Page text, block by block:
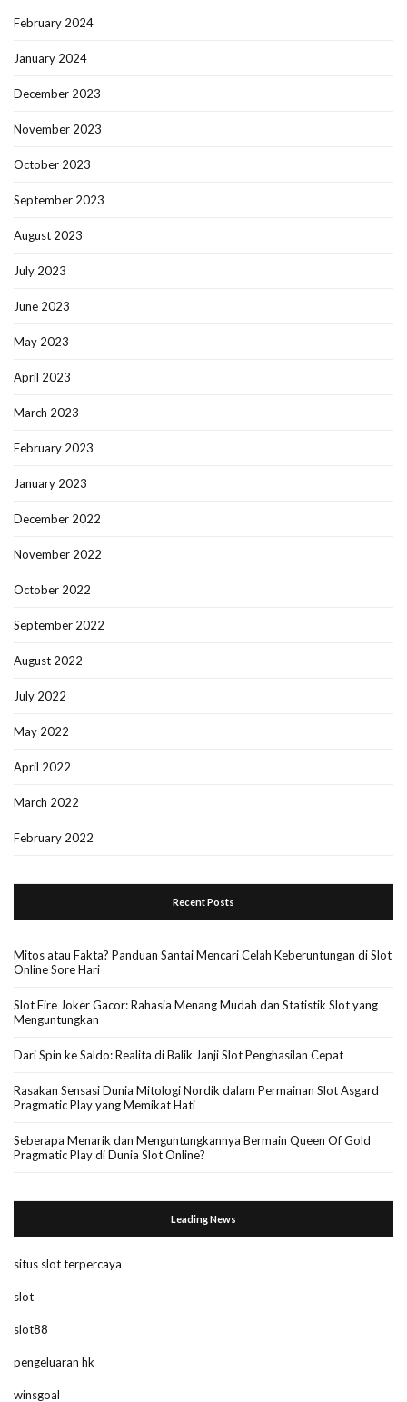
February 2024
January 2024
December 2023
November 2023
October 2023
September 2023
August 2023
July 2023
June 2023
May 2023
April 2023
March 2023
February 2023
January 2023
December 2022
November 2022
October 2022
September 2022
August 2022
July 2022
May 2022
April 2022
March 2022
February 2022
Recent Posts
Mitos atau Fakta? Panduan Santai Mencari Celah Keberuntungan di Slot
Online Sore Hari
Slot Fire Joker Gacor: Rahasia Menang Mudah dan Statistik Slot yang
Menguntungkan
Dari Spin ke Saldo: Realita di Balik Janji Slot Penghasilan Cepat
Rasakan Sensasi Dunia Mitologi Nordik dalam Permainan Slot Asgard
Pragmatic Play yang Memikat Hati
Seberapa Menarik dan Menguntungkannya Bermain Queen Of Gold
Pragmatic Play di Dunia Slot Online?
Leading News
situs slot terpercaya
slot
slot88
pengeluaran hk
winsgoal